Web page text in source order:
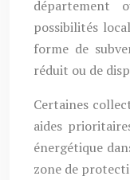
département
possibilités
forme de
réduit ou de
Certaines
aides
énergétique
zone de